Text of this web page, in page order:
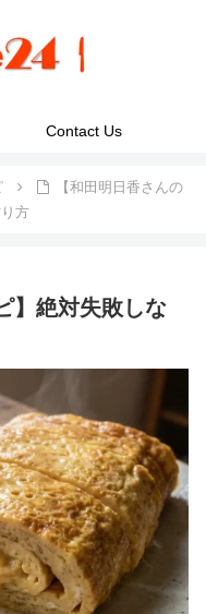
Contact Us
【和田明日香さんの
方
】絶対失敗しな